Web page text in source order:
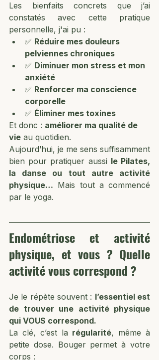
Les bienfaits concrets que j’ai
constatés avec cette pratique
personnelle, j'ai pu :
✅ Réduire mes douleurs
pelviennes chroniques
✅ Diminuer mon stress et mon
anxiété
✅ Renforcer ma conscience
corporelle
✅ Éliminer mes toxines
Et donc : améliorer ma qualité de
vie au quotidien.
Aujourd’hui, je me sens suffisamment
bien pour pratiquer aussi le Pilates,
la danse ou tout autre activité
physique… Mais tout a commencé
par le yoga.
Endométriose et activité
physique, et vous ? Quelle
activité vous correspond ?
Je le répète souvent : l’essentiel est
de trouver une activité physique
qui VOUS correspond.
La clé, c’est la régularité, même à
petite dose. Bouger permet à votre
corps :